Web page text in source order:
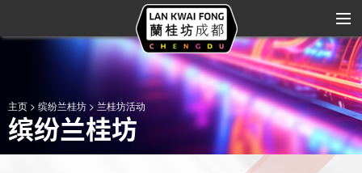
关于兰桂坊
商家大全
商业规划
主页 > 缤纷兰桂坊 > 兰桂坊活动
缤纷兰桂坊